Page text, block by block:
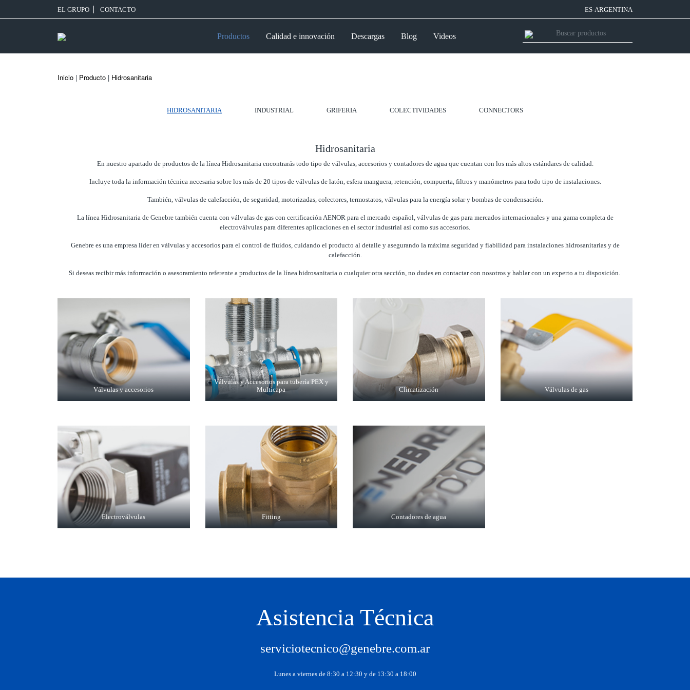
EL GRUPO CONTACTO ES-ARGENTINA
Productos Calidad e innovación Descargas Blog Videos
Inicio | Producto | Hidrosanitaria
HIDROSANITARIA INDUSTRIAL GRIFERIA COLECTIVIDADES CONNECTORS
Hidrosanitaria
En nuestro apartado de productos de la línea Hidrosanitaria encontrarás todo tipo de válvulas, accesorios y contadores de agua que cuentan con los más altos estándares de calidad.
Incluye toda la información técnica necesaria sobre los más de 20 tipos de válvulas de latón, esfera manguera, retención, compuerta, filtros y manómetros para todo tipo de instalaciones.
También, válvulas de calefacción, de seguridad, motorizadas, colectores, termostatos, válvulas para la energía solar y bombas de condensación.
La línea Hidrosanitaria de Genebre también cuenta con válvulas de gas con certificación AENOR para el mercado español, válvulas de gas para mercados internacionales y una gama completa de
electroválvulas para diferentes aplicaciones en el sector industrial así como sus accesorios.
Genebre es una empresa líder en válvulas y accesorios para el control de fluidos, cuidando el producto al detalle y asegurando la máxima seguridad y fiabilidad para instalaciones hidrosanitarias y de
calefacción.
Si deseas recibir más información o asesoramiento referente a productos de la línea hidrosanitaria o cualquier otra sección, no dudes en contactar con nosotros y hablar con un experto a tu disposición.
Válvulas y accesorios
Válvulas y Accesorios para tubería PEX y
Multicapa
Climatización Válvulas de gas
Electroválvulas Fitting Contadores de agua
Asistencia Técnica
serviciotecnico@genebre.com.ar
Lunes a viernes de 8:30 a 12:30 y de 13:30 a 18:00